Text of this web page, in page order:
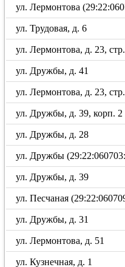
ул. Лермонтова
ул. Трудовая, д. 6
ул. Лермонтова, д. 23,
ул. Дружбы, д. 41
ул. Лермонтова, д. 23,
ул. Дружбы, д. 39, корп. 2
ул. Дружбы, д. 28
ул. Дружбы
ул. Дружбы, д. 39
ул. Песчаная
ул. Дружбы, д. 31
ул. Лермонтова, д. 51
ул. Кузнечная, д. 1